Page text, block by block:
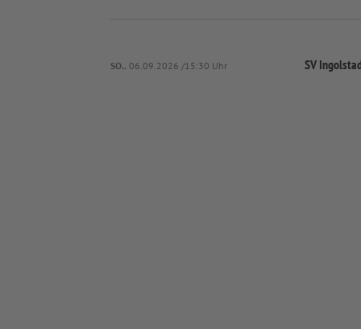
SO.. 06.09.2026 /15:30 Uhr SV